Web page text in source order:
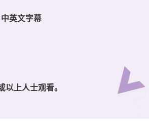
英文字幕
上人士观看。